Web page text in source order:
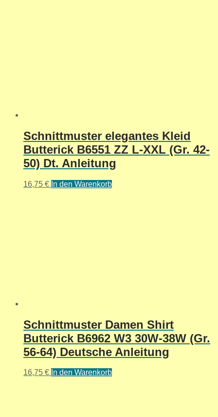
Schnittmuster elegantes Kleid
Butterick B6551 ZZ L-XXL (Gr. 42-
50) Dt. Anleitung
16,75 € In den Warenkorb
Schnittmuster Damen Shirt
Butterick B6962 W3 30W-38W (Gr.
56-64) Deutsche Anleitung
16,75 € In den Warenkorb